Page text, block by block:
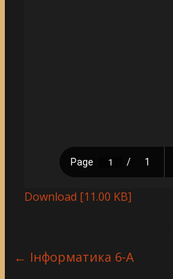
Download [11.00 KB]
← Інформатика 6-A